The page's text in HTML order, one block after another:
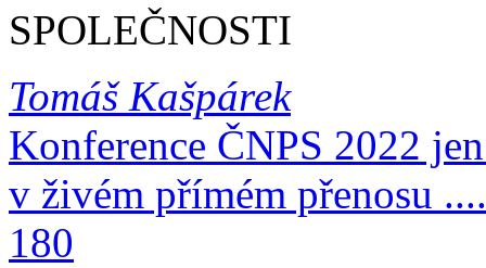
SPOLEČNOSTI
Tomáš Kašpárek
Konference ČNPS 2022
v živém přímém přenosu
180